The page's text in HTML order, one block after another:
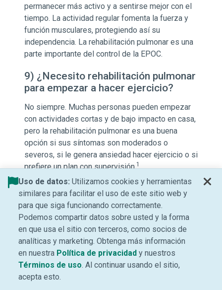
permanecer más activo y a sentirse mejor con el
tiempo. La actividad regular fomenta la fuerza y
función musculares, protegiendo así su
independencia. La rehabilitación pulmonar es una
parte importante del control de la EPOC.
9) ¿Necesito rehabilitación pulmonar
para empezar a hacer ejercicio?
No siempre. Muchas personas pueden empezar
con actividades cortas y de bajo impacto en casa,
pero la rehabilitación pulmonar es una buena
opción si sus síntomas son moderados o
severos, si le genera ansiedad hacer ejercicio o si
prefiere un plan con supervisión.1
Fuentes:
1. National Heart, Lung, and Blood Institute
(Instituto Nacional del Corazón, los Pulmones y
la Sangre). “Pulmonary Rehabilitation.” Última
actualización el 24 de marzo de 2023.
Consultado el 12 de enero de 2026.
https://www.nhlbi.nih.gov/health/pulmonary-
rehabilitation
Uso de datos: Utilizamos cookies y herramientas
similares para facilitar el uso de este sitio web y
para que siga funcionando correctamente.
Podemos compartir datos sobre usted y la forma
en que usa el sitio con terceros, como socios de
analíticas y marketing. Obtenga más información
en nuestra Política de privacidad(Se abre una ventana
y nuestros
Términos de uso (Se abre una ventana nueva)
. Al continuar usando el sitio,
acepta esto.